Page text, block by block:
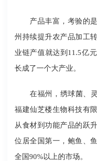
产品丰富，考验的是
州持续提升农产品加工
业链产值就达到11.5亿
长成了一个大产业。
在福州，绣球菌、灵
福建仙芝楼生物科技有
从食材到功能产品的跃
位居全国第一，鲍鱼、
全国90%以上的市场。